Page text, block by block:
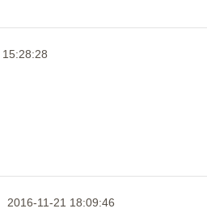
2016-11-21 18:09:46